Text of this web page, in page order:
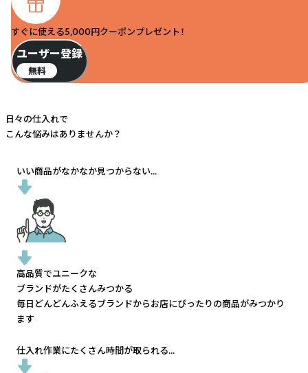
すぐに使える5,000円クーポンプレゼント！
ユーザー登録
無料
日々の仕入れで
こんな悩みはありませんか？
いい商品がなかなか見つからない...
高品質でユニークな
ブランドがたくさんみつかる
毎日どんどんふえるブランドからお店にぴったりの商品がみつかり
ます
仕入れ作業にたくさん時間が取られる...